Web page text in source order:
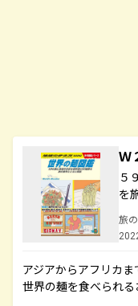
Ｗ
５
を
旅
アジアからアフリカ
世界の麺を食べられ